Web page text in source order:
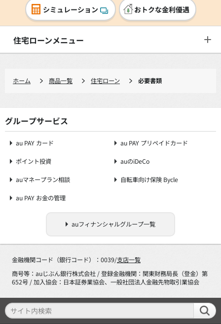
シミュレーション おトクな金利優遇
住宅ローンメニュー
ホーム 商品一覧 住宅ローン 必要書類
グループサービス
au PAY カード au PAY プリペイドカード
ポイント投資 auのiDeCo
auマネープラン相談 自転車向け保険 Bycle
au PAY お金の管理
auフィナンシャルグループ一覧
金融機関コード（銀行コード）：0039/支店一覧
商号等：auじぶん銀行株式会社 / 登録金融機関：関東財務局長（登金）第
652号 / 加入協会：日本証券業協会、一般社団法人金融先物取引業協会